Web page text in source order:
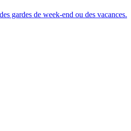
gardes de week-end ou des vacances.